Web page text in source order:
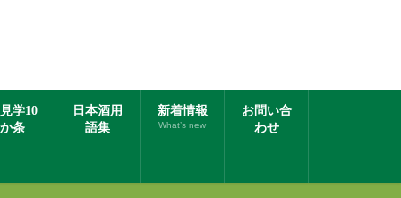
学10
か条
日本酒用
語集
新着情報
What’s new
お問い合
わせ